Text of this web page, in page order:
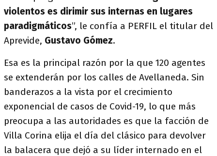
violentos es dirimir sus internas en lugares
paradigmáticos”, le confía a PERFIL el titular del
Aprevide, Gustavo Gómez.
Esa es la principal razón por la que 120 agentes
se extenderán por los calles de Avellaneda. Sin
banderazos a la vista por el crecimiento
exponencial de casos de Covid-19, lo que más
preocupa a las autoridades es que la facción de
Villa Corina elija el día del clásico para devolver
la balacera que dejó a su líder internado en el